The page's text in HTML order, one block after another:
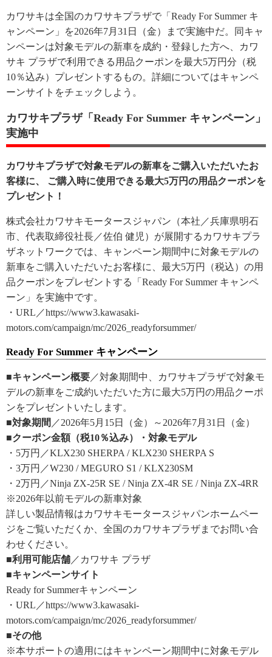
カワサキは全国のカワサキプラザで「Ready For Summer キ
ャンペーン」を2026年7月31日（金）まで実施中だ。同キャ
ンペーンは対象モデルの新車を成約・登録した方へ、カワ
サキ プラザで利用できる用品クーポンを最大5万円分（税
10％込み）プレゼントするもの。詳細についてはキャンペ
ーンサイトをチェックしよう。
カワサキプラザ「Ready For Summer キャンペーン」
実施中
カワサキプラザで対象モデルの新車をご購入いただいたお
客様に、 ご購入時に使用できる最大5万円の用品クーポンを
プレゼント！
株式会社カワサキモータースジャパン（本社／兵庫県明石
市、代表取締役社長／佐伯 健児）が展開するカワサキプラ
ザネットワークでは、キャンペーン期間中に対象モデルの
新車をご購入いただいたお客様に、最大5万円（税込）の用
品クーポンをプレゼントする「Ready For Summer キャンペ
ーン」を実施中です。
・URL／https://www3.kawasaki-
motors.com/campaign/mc/2026_readyforsummer/
Ready For Summer キャンペーン
■キャンペーン概要 ／対象期間中、カワサキプラザで対象モ
デルの新車をご成約いただいた方に最大5万円の用品クーポ
ンをプレゼントいたします。
■対象期間 ／2026年5月15日（金）～2026年7月31日（金）
■クーポン金額（税10％込み）・対象モデル
・5万円／KLX230 SHERPA / KLX230 SHERPA S
・3万円／W230 / MEGURO S1 / KLX230SM
・2万円／Ninja ZX-25R SE / Ninja ZX-4R SE / Ninja ZX-4RR
※2026年以前モデルの新車対象
詳しい製品情報はカワサキモータースジャパンホームペー
ジをご覧いただくか、全国のカワサキプラザまでお問い合
わせください。
■利用可能店舗 ／カワサキ プラザ
■キャンペーンサイト
Ready for Summerキャンペーン
・URL／https://www3.kawasaki-
motors.com/campaign/mc/2026_readyforsummer/
■その他
※本サポートの適用にはキャンペーン期間中に対象モデル